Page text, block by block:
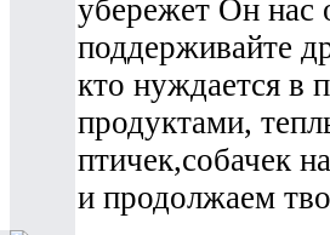
убережет Он нас
поддерживайте
кто нуждается в
продуктами,
птичек,собачек
и продолжаем